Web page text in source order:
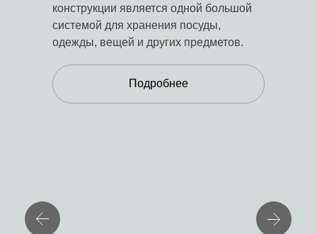
конструкции является одной большой
системой для хранения посуды,
одежды, вещей и других предметов.
Подробнее